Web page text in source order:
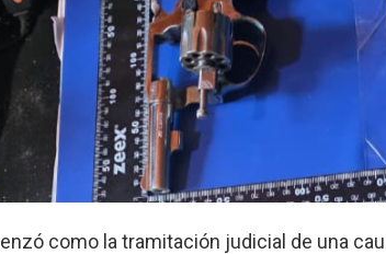
como la tramitación judicial de una